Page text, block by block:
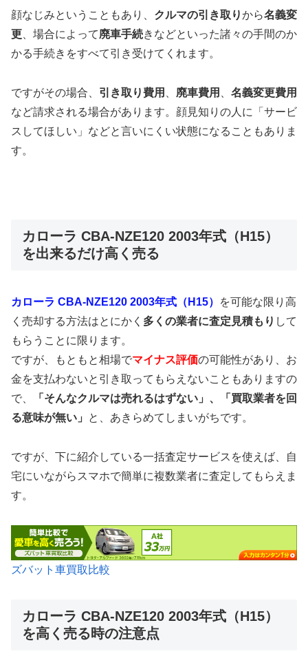
顔なじみということもあり、 クルマの引き取りから名義変
更 、場合によって廃車手続きなどといった諸々の手間のか
かる手続きをすべて引き受けてくれます。
ですがその場合、 引き取り費用 廃車費用
名義変更費用
など請求される場合があります。顔見知りの人に「サービ
スしてほしい」などと言いにくい状態になることもありま
す。
カローラ CBA-NZE120 2003年式（H15）
を出来るだけ高く売る
カローラ CBA-NZE120 2003年式（H15）
を可能な限り高
く売却する方法はとにかく 多くの業者に査定見積もり して
もらうことに限ります。
ですが、もともと相場でマイナス評価の可能性があり、お
金を支払わないと引き取ってもらえないこともありますの
で、
「そんなクルマは売れるはずない」、「買取業者を回
る意味が無い」
と、あきらめてしまいがちです。
ですが、下に紹介している一括査定サービスを使えば、自
宅にいながらスマホで簡単に複数業者に査定してもらえま
す。
ズバット車買取比較
カローラ CBA-NZE120 2003年式（H15）
を高く売る時の注意点